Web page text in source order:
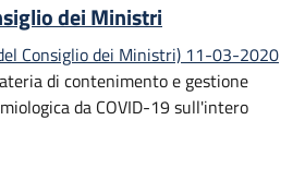
dei Ministri
Consiglio dei Ministri) 11-03-2020
di contenimento e gestione
da COVID-19 sull'intero